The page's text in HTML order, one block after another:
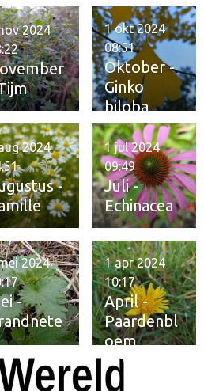
2024
Oktober -
Ginko
biloba
1 okt 2024
08:51
-
2024
Juli -
Echinacea
1 jul 2024
09:49
-
2024
April -
Paardenbl
oem
1 apr 2024
10:17